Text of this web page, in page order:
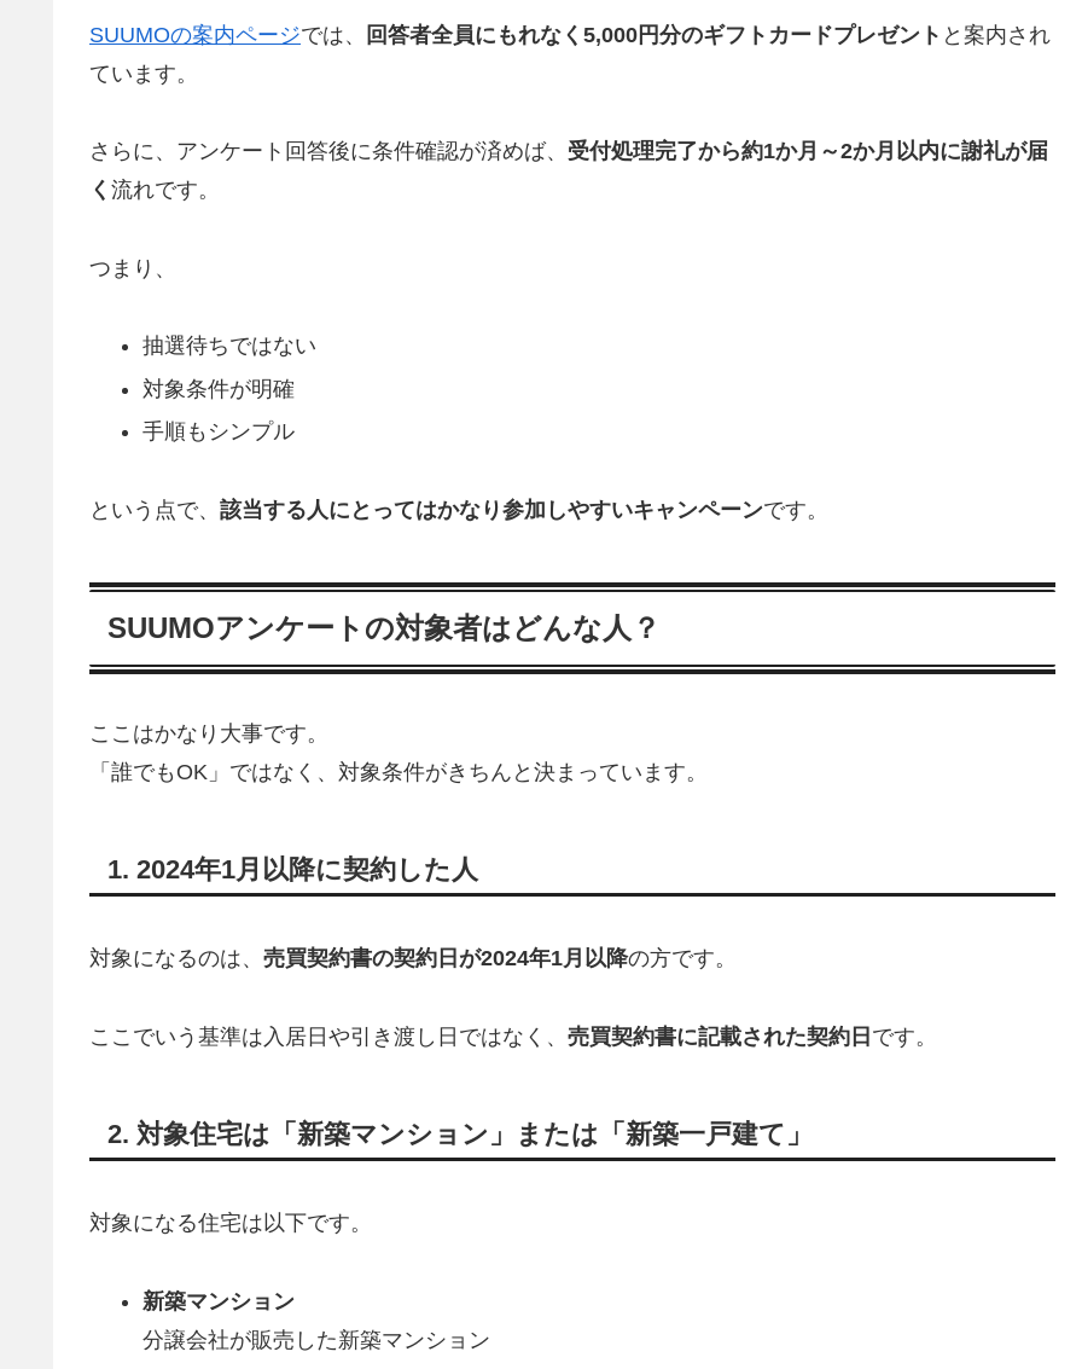
SUUMOの案内ページでは、 回答者全員にもれなく5,000円分のギフトカードプレゼント と案内され
ています。
さらに、アンケート回答後に条件確認が済めば、 受付処理完了から約1か月～2か月以内に謝礼が届
く 流れです。
つまり、
抽選待ちではない
対象条件が明確
手順もシンプル
という点で、 該当する人にとってはかなり参加しやすいキャンペーンです。
SUUMOアンケートの対象者はどんな人？
ここはかなり大事です。
「誰でもOK」ではなく、対象条件がきちんと決まっています。
1. 2024年1月以降に契約した人
対象になるのは、 売買契約書の契約日が2024年1月以降の方です。
ここでいう基準は入居日や引き渡し日ではなく、 売買契約書に記載された契約日 です。
2. 対象住宅は「新築マンション」または「新築一戸建て」
対象になる住宅は以下です。
新築マンション
分譲会社が販売した新築マンション